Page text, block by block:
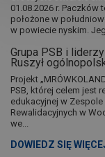
01.08.2026 r.
położone w
w powiecie nyskim.
Grupa PSB i
Ruszył
Projekt
PSB, której celem jest
edukacyjnej w
Rewalidacyjnych w
we...
DOWIEDZ SIĘ